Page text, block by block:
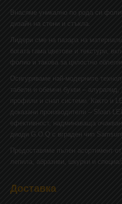
Внасяме уникално по рода си
дизайн на стени и стъкла.
Лидери сме на пазара на
богата гама цветове и текстури,
фолио и такова за цялостно
Осигуряваме най-модерните
табели и обемни букви –
профили и снап системи. Както и
доказани производители – Sloan
ефективност, надминаваща
диоди G.O.Q с вграден чип
Предоставяме пълен асортимент
лепила, абразиви, шкурки и
Доставка